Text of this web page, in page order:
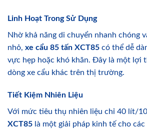
Linh Hoạt Trong Sử Dụng
Nhờ khả năng di chuyển nhanh chóng
nhỏ, xe cẩu 85 tấn XCT85 có thể dễ
vực hẹp hoặc khó khăn. Đây là một lợi
dòng xe cẩu khác trên thị trường.
Tiết Kiệm Nhiên Liệu
Với mức tiêu thụ nhiên liệu chỉ 40 lít/
XCT85 là một giải pháp kinh tế cho